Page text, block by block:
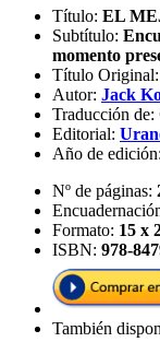
Título: EL
Subtítulo:
momento
Título Original:
Autor: Jack
Traducción de:
Editorial:
Año de edición:
Nº de páginas:
Formato: 15 x
ISBN: 978-
También